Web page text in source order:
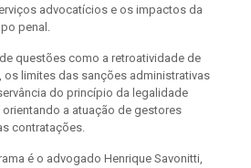
advocatícios e os impactos da
penal.
questões como a retroatividade de
os limites das sanções administrativas
do princípio da legalidade
a atuação de gestores
contratações.
é o advogado Henrique Savonitti,